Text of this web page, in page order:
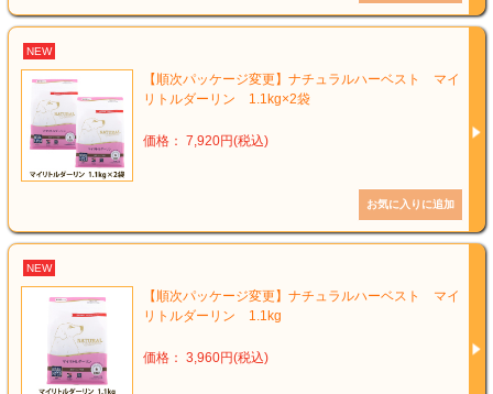
NEW
【順次パッケージ変更】ナチュラルハーベスト マイ
リトルダーリン 1.1kg×2袋
価格： 7,920円(税込)
NEW
【順次パッケージ変更】ナチュラルハーベスト マイ
リトルダーリン 1.1kg
価格： 3,960円(税込)